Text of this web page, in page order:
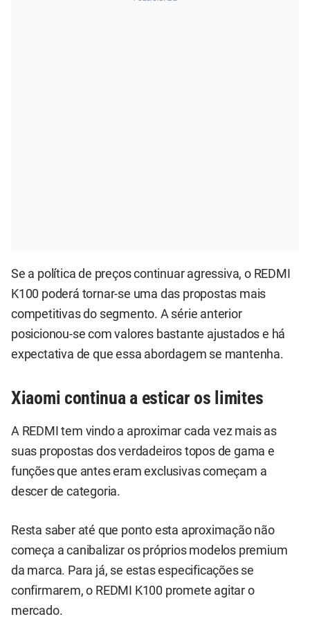
Se a política de preços continuar agressiva, o REDMI
K100 poderá tornar-se uma das propostas mais
competitivas do segmento. A série anterior
posicionou-se com valores bastante ajustados e há
expectativa de que essa abordagem se mantenha.
Xiaomi continua a esticar os limites
A REDMI tem vindo a aproximar cada vez mais as
suas propostas dos verdadeiros topos de gama e
funções que antes eram exclusivas começam a
descer de categoria.
Resta saber até que ponto esta aproximação não
começa a canibalizar os próprios modelos premium
da marca. Para já, se estas especificações se
confirmarem, o REDMI K100 promete agitar o
mercado.